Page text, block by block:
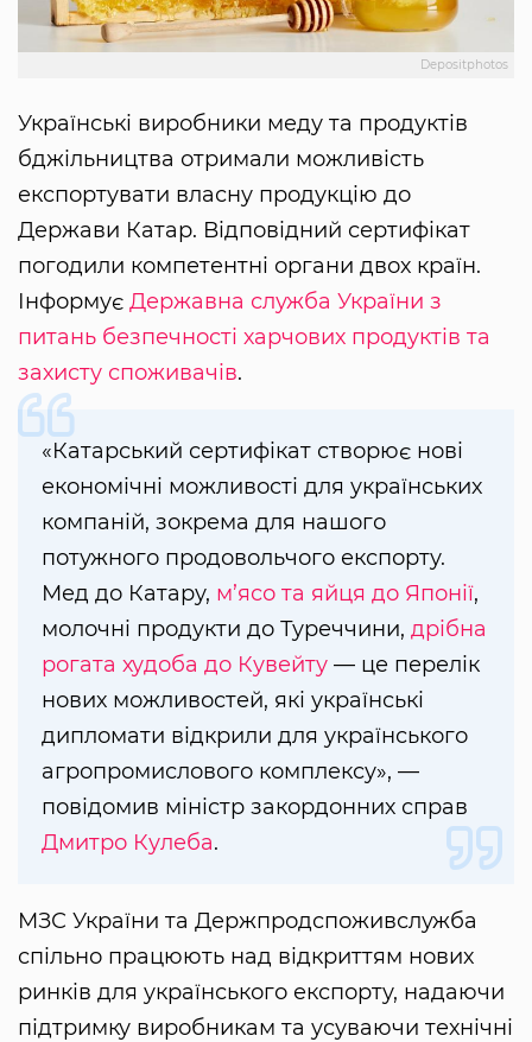
Depositphotos
Українські виробники меду та продуктів
бджільництва отримали можливість
експортувати власну продукцію до
Держави Катар. Відповідний сертифікат
погодили компетентні органи двох країн.
Інформує Державна служба України з
питань безпечності харчових продуктів та
захисту споживачів.
«Катарський сертифікат створює нові
економічні можливості для українських
компаній, зокрема для нашого
потужного продовольчого експорту.
Мед до Катару, м’ясо та яйця до Японії,
молочні продукти до Туреччини, дрібна
рогата худоба до Кувейту — це перелік
нових можливостей, які українські
дипломати відкрили для українського
агропромислового комплексу», —
повідомив міністр закордонних справ
Дмитро Кулеба.
МЗС України та Держпродспоживслужба
спільно працюють над відкриттям нових
ринків для українського експорту, надаючи
підтримку виробникам та усуваючи технічні